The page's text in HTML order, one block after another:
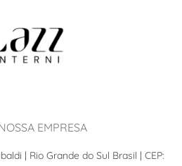
EMPRESA
| Rio Grande do Sul Brasil | CEP: